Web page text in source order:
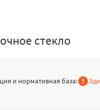
стекло
и нормативная база: